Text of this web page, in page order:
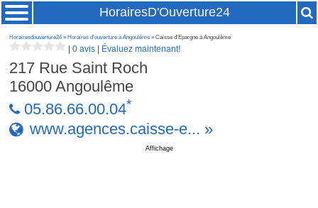
HorairesD'Ouverture24
Horairesdouverture24» Horaires d'ouverture à Angoulême » Caisse d'Epargne à Angoulême
|0 avis Évaluez maintenant!
217 Rue Saint Roch
16000Angoulême
05.86.66.00.04*
www.agences.caisse-e... »
Affichage